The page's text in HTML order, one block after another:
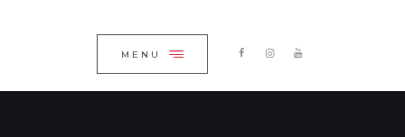
MENU
КАТАЛОГ
ПРО КОМПАНІЮ